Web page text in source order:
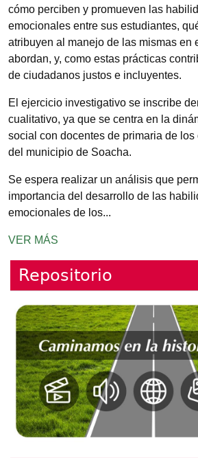
cómo perciben y promueven las
emocionales entre sus estudiantes,
atribuyen al manejo de las mismas en
abordan, y, como estas prácticas
de ciudadanos justos e incluyentes.
El ejercicio investigativo se inscribe
cualitativo, ya que se centra en la
social con docentes de primaria de
del municipio de Soacha.
Se espera realizar un análisis que
importancia del desarrollo de las
emocionales de los...
VER MÁS
Repositorio